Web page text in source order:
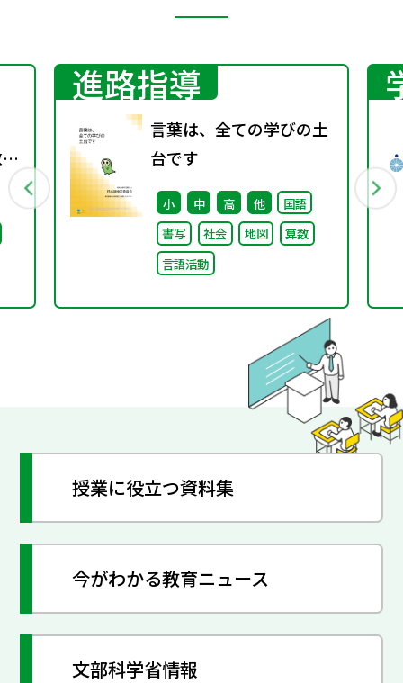
進路指導
言葉は、全ての学びの土
台です
小 中 高 他
国語
書写
社会 地図
算数
言語活動
授業に役立つ資料集
今がわかる教育ニュース
文部科学省情報